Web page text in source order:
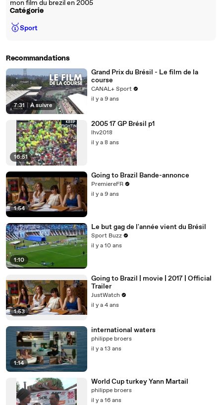
mon film du brezil en 2005
Catégorie
🥇Sport
Recommandations
7:31 À suivre
Grand Prix du Brésil - Le film de la
course
CANAL+ Sport
il y a 9 ans
16:51
2005 17 GP Brésil p1
lhv2018
il y a 8 ans
1:54
Going to Brazil Bande-annonce
PremiereFR
il y a 9 ans
1:10
Le but gag de l'année vient du Brésil
Sport Buzz
il y a 10 ans
1:53
Going to Brazil | movie | 2017 | Official
Trailer
JustWatch
il y a 4 ans
1:14
international waters
philippe broers
il y a 13 ans
World Cup turkey Yann Martail
philippe broers
il y a 16 ans